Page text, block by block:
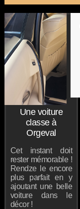
Une voiture
classe à
Orgeval
Cet instant doit
rester mémorable !
Rendze le encore
plus parfait en y
ajoutant une belle
voiture dans le
décor !